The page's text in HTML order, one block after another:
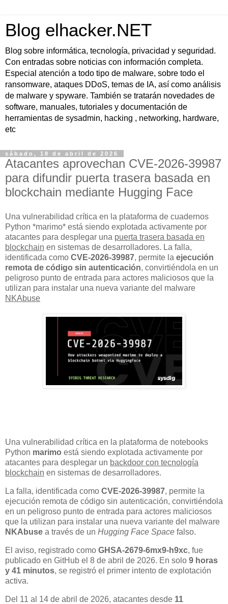
Blog elhacker.NET
Blog sobre informática, tecnología, privacidad y seguridad.
Con entradas sobre noticias con información completa.
Especial atención a todo tipo de malware, sobre todo el
ransomware, ataques DDoS, temas de IA, así como análisis
de malware y spyware. También se tratarán novedades de
software, manuales, tutoriales y documentación de
herramientas de sysadmin, hacking , networking, hardware,
etc
sábado, 18 de abril de 2026
Atacantes aprovechan CVE-2026-39987
para difundir puerta trasera basada en
blockchain mediante Hugging Face
Una vulnerabilidad crítica en la plataforma de cuadernos
Python *marimo* está siendo explotada activamente por
atacantes para desplegar una puerta trasera basada en
blockchain en sistemas de desarrolladores. La falla,
identificada como CVE-2026-39987, permite la ejecución
remota de código sin autenticación, convirtiéndola en un
peligroso punto de entrada para actores maliciosos que la
utilizan para instalar una nueva variante del malware
NKAbuse
Una vulnerabilidad crítica en la plataforma de notebooks
Python marimo está siendo explotada activamente por
atacantes para desplegar un backdoor con tecnología
blockchain en sistemas de desarrolladores.
La falla, identificada como CVE-2026-39987, permite la
ejecución remota de código sin autenticación, convirtiéndola
en un peligroso punto de entrada para actores maliciosos
que la utilizan para instalar una nueva variante del malware
NKAbuse a través de un Hugging Face Space falso.
El aviso, registrado como GHSA-2679-6mx9-h9xc, fue
publicado en GitHub el 8 de abril de 2026. En solo 9 horas
y 41 minutos, se registró el primer intento de explotación
activa.
Del 11 al 14 de abril de 2026, atacantes desde 11